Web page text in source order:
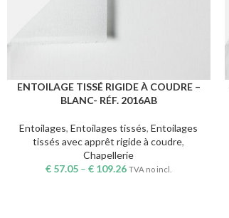
CHOIX DES OPTIONS
ENTOILAGE TISSÉ RIGIDE À COUDRE –
BLANC- RÉF. 2016AB
Entoilages,Entoilages tissés,Entoilages
tissés avec apprêt rigide à coudre,
Chapellerie
€ 57.05 –€ 109.26 TVA no incl.